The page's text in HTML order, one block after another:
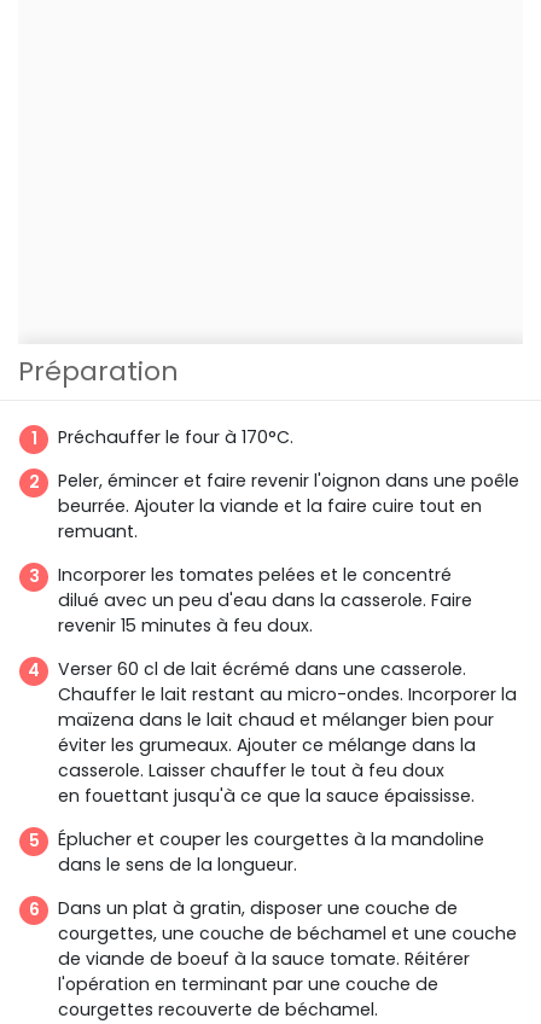
Préparation
Préchauffer le four à 170°C.
Peler, émincer et faire revenir l'oignon dans une poêle
beurrée. Ajouter la viande et la faire cuire tout en
remuant.
Incorporer les tomates pelées et le concentré
dilué avec un peu d'eau dans la casserole. Faire
revenir 15 minutes à feu doux.
Verser 60 cl de lait écrémé dans une casserole.
Chauffer le lait restant au micro-ondes. Incorporer la
maïzena dans le lait chaud et mélanger bien pour
éviter les grumeaux. Ajouter ce mélange dans la
casserole. Laisser chauffer le tout à feu doux
en fouettant jusqu'à ce que la sauce épaississe.
Éplucher et couper les courgettes à la mandoline
dans le sens de la longueur.
Dans un plat à gratin, disposer une couche de
courgettes, une couche de béchamel et une couche
de viande de boeuf à la sauce tomate. Réitérer
l'opération en terminant par une couche de
courgettes recouverte de béchamel.